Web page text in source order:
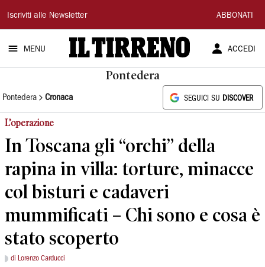
Il
Tirreno
Iscriviti alle Newsletter ABBONATI
MENU ACCEDI
Pontedera
Pontedera Cronaca SEGUICI SU DISCOVER
L’operazione
In Toscana gli “orchi” della
rapina in villa: torture, minacce
col bisturi e cadaveri
mummificati – Chi sono e cosa è
stato scoperto
di Lorenzo Carducci